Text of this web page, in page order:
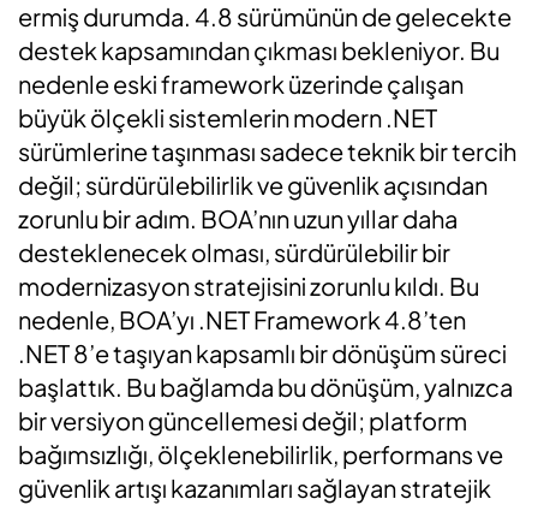
ermiş durumda. 4.8 sürümünün de gelecekte
destek kapsamından çıkması bekleniyor. Bu
nedenle eski framework üzerinde çalışan
büyük ölçekli sistemlerin modern .NET
sürümlerine taşınması sadece teknik bir tercih
değil; sürdürülebilirlik ve güvenlik açısından
zorunlu bir adım. BOA’nın uzun yıllar daha
desteklenecek olması, sürdürülebilir bir
modernizasyon stratejisini zorunlu kıldı. Bu
nedenle, BOA’yı .NET Framework 4.8’ten
.NET 8’e taşıyan kapsamlı bir dönüşüm süreci
başlattık. Bu bağlamda bu dönüşüm, yalnızca
bir versiyon güncellemesi değil; platform
bağımsızlığı, ölçeklenebilirlik, performans ve
güvenlik artışı kazanımları sağlayan stratejik